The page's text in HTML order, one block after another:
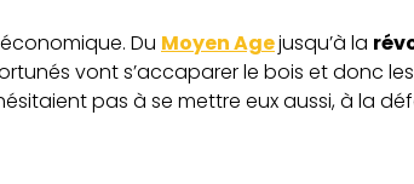
Du Moyen Agejusqu’à la
vont s’accaparer le bois et donc
pas à se mettre eux aussi, à la